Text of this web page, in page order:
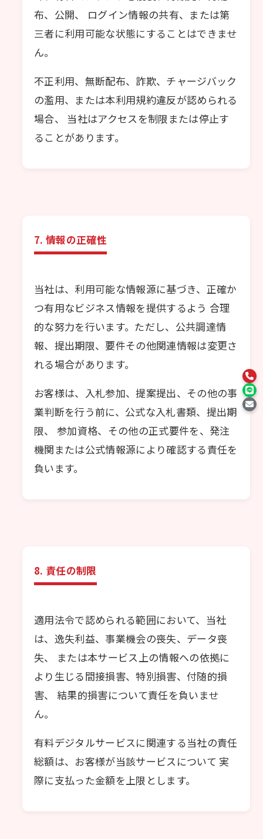
布、公開、 ログイン情報の共有、または第
三者に利用可能な状態にすることはできませ
ん。
不正利用、無断配布、詐欺、チャージバック
の濫用、または本利用規約違反が認められる
場合、 当社はアクセスを制限または停止す
ることがあります。
7. 情報の正確性
当社は、利用可能な情報源に基づき、正確か
つ有用なビジネス情報を提供するよう 合理
的な努力を行います。ただし、公共調達情
報、提出期限、要件その他関連情報は変更さ
れる場合があります。
お客様は、入札参加、提案提出、その他の事
業判断を行う前に、公式な入札書類、提出期
限、 参加資格、その他の正式要件を、発注
機関または公式情報源により確認する責任を
負います。
8. 責任の制限
適用法令で認められる範囲において、当社
は、逸失利益、事業機会の喪失、データ喪
失、 または本サービス上の情報への依拠に
より生じる間接損害、特別損害、付随的損
害、 結果的損害について責任を負いませ
ん。
有料デジタルサービスに関連する当社の責任
総額は、お客様が当該サービスについて 実
際に支払った金額を上限とします。